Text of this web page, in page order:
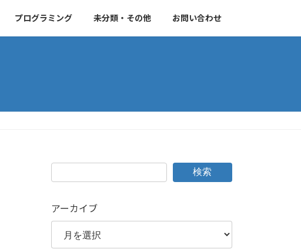
プログラミング 未分類・その他 お問い合わせ
検索
アーカイブ